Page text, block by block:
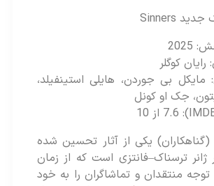
رایان کوگلر
مایکل بی جوردن، هایلی استینفیلد،
جک او کونل
فیلم Sinners (گناهکاران) یکی از آثار تحسین‌ شده‌
۲۰۲۵ در ژانر ترسناک–فانتزی است که از زمان
توجه منتقدان و تماشاگران را به خود